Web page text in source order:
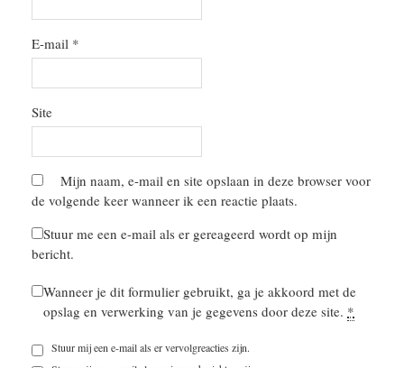
E-mail *
Site
Mijn naam, e-mail en site opslaan in deze browser voor
de volgende keer wanneer ik een reactie plaats.
Stuur me een e-mail als er gereageerd wordt op mijn
bericht.
Wanneer je dit formulier gebruikt, ga je akkoord met de
opslag en verwerking van je gegevens door deze site. *
Stuur mij een e-mail als er vervolgreacties zijn.